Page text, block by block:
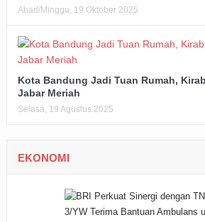
Ahad/Minggu, 19 Oktober 2025
Kota Bandung Jadi Tuan Rumah,
Jabar Meriah
Selasa, 19 Agustus 2025
EKONOMI